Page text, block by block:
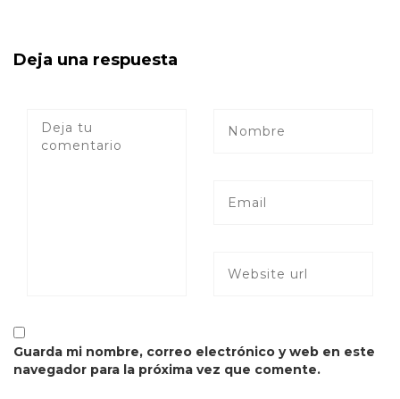
Deja una respuesta
Guarda mi nombre, correo electrónico y web en este
navegador para la próxima vez que comente.